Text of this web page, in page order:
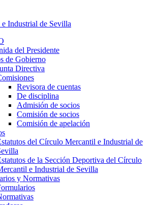
del Presidente
de Gobierno
Directiva
Revisora de cuentas
De disciplina
Admisión de socios
Comisión de socios
Comisión de apelación
del Círculo Mercantil e Industrial de
de la Sección Deportiva del Círculo
e Industrial de Sevilla
y Normativas